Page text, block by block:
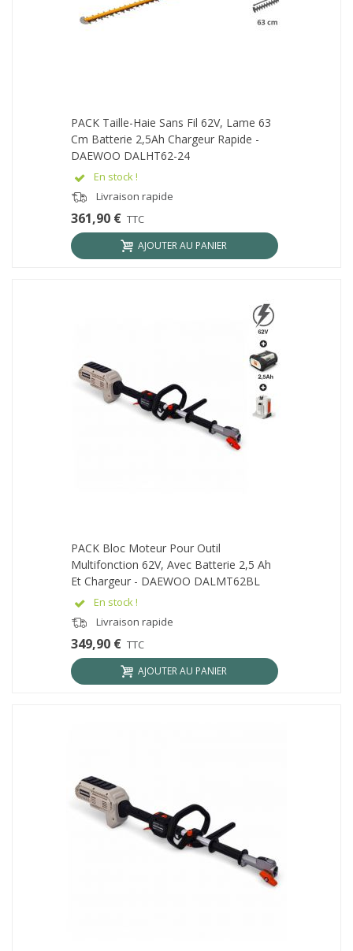
PACK Taille-Haie Sans Fil 62V, Lame 63
Cm Batterie 2,5Ah Chargeur Rapide -
DAEWOO DALHT62-24
En stock !
Livraison rapide
361,90 € TTC
AJOUTER AU PANIER
PACK Bloc Moteur Pour Outil
Multifonction 62V, Avec Batterie 2,5 Ah
Et Chargeur - DAEWOO DALMT62BL
En stock !
Livraison rapide
349,90 € TTC
AJOUTER AU PANIER